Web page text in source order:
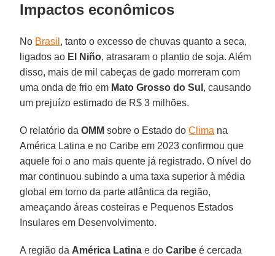
Impactos econômicos
No Brasil , tanto o excesso de chuvas quanto a seca,
ligados ao El Niño, atrasaram o plantio de soja. Além
disso, mais de mil cabeças de gado morreram com
uma onda de frio em Mato Grosso do Sul , causando
um prejuízo estimado de R$ 3 milhões.
O relatório daOMM sobre o Estado doClima na
América Latina e no Caribe em 2023 confirmou que
aquele foi o ano mais quente já registrado. O nível do
mar continuou subindo a uma taxa superior à média
global em torno da parte atlântica da região,
ameaçando áreas costeiras e Pequenos Estados
Insulares em Desenvolvimento.
A região da América Latina e doCaribe é cercada